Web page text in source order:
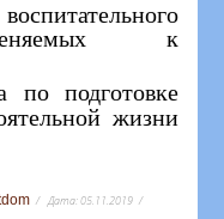
к
по подготовке
жизни
Дата:05.11.2019